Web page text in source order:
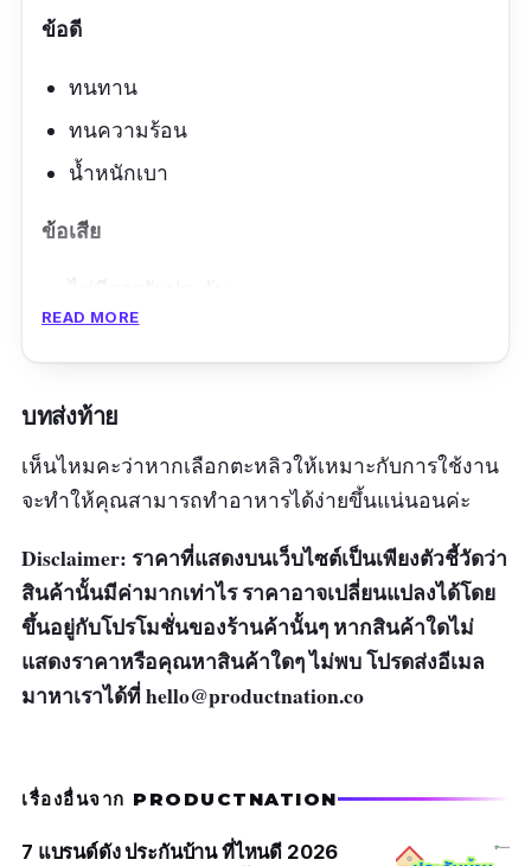
ข้อดี
ทนทาน
ทนความร้อน
น้ำหนักเบา
ข้อเสีย
READ MORE
บทส่งท้าย
เห็นไหมคะว่าหากเลือกตะหลิวให้เหมาะกับการใช้งาน
จะทำให้คุณสามารถทำอาหารได้ง่ายขึ้นแน่นอนค่ะ
Disclaimer: ราคาที่แสดงบนเว็บไซต์เป็นเพียงตัวชี้วัดว่า
สินค้านั้นมีค่ามากเท่าไร ราคาอาจเปลี่ยนแปลงได้โดย
ขึ้นอยู่กับโปรโมชั่นของร้านค้านั้นๆ หากสินค้าใดไม่
แสดงราคาหรือคุณหาสินค้าใดๆ ไม่พบ โปรดส่งอีเมล
มาหาเราได้ที่hello@productnation.co
เรื่องอื่นจาก PRODUCTNATION
7 แบรนด์ดัง ประกันบ้าน ที่ไหนดี 2026